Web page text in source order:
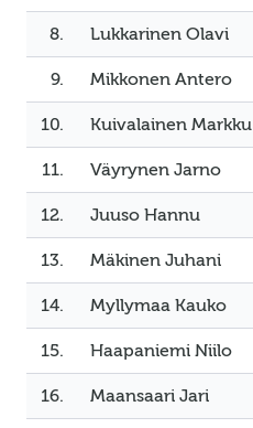
8. Lukkarinen Olavi
9. Mikkonen Antero
10. Kuivalainen Markku
11. Väyrynen Jarno
12. Juuso Hannu
13. Mäkinen Juhani
14. Myllymaa Kauko
15. Haapaniemi Niilo
16. Maansaari Jari